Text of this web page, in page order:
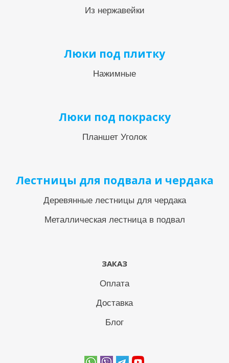
Из нержавейки
Люки под плитку
Нажимные
Люки под покраску
Планшет Уголок
Лестницы для подвала и чердака
Деревянные лестницы для чердака
Металлическая лестница в подвал
ЗАКАЗ
Оплата
Доставка
Блог